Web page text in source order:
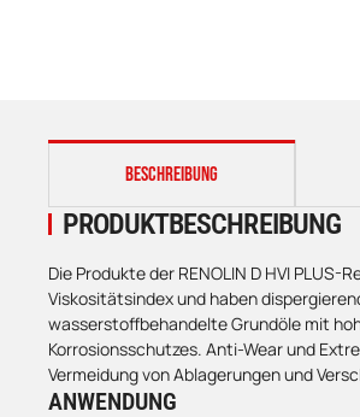
weitere Registerkarten anzeigen
BESCHREIBUNG
PRODUKTBESCHREIBUNG
Die Produkte der RENOLIN D HVI
Viskositätsindex und haben
wasserstoffbehandelte Grundöle mit
Korrosionsschutzes. Anti-Wear und
Vermeidung von Ablagerungen und
ANWENDUNG